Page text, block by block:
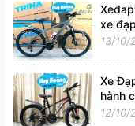
xe
13/10/
Xe
hành
12/10/